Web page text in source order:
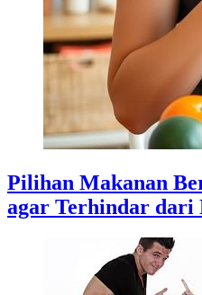
Pilihan Makanan
agar Terhindar dari